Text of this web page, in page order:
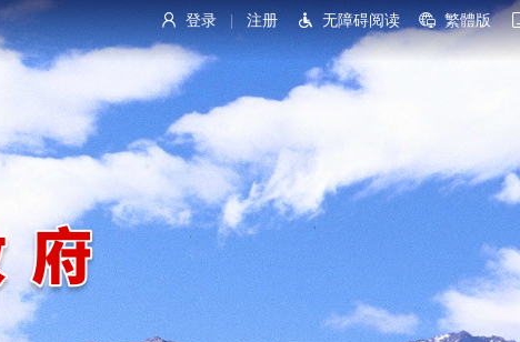
登录 注册 无障碍阅读 繁體版